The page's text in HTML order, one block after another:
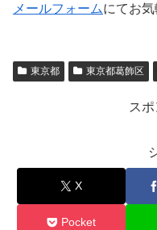
メールフォームにてお気
東京都 東京都葛飾区
ス
X
Pocket